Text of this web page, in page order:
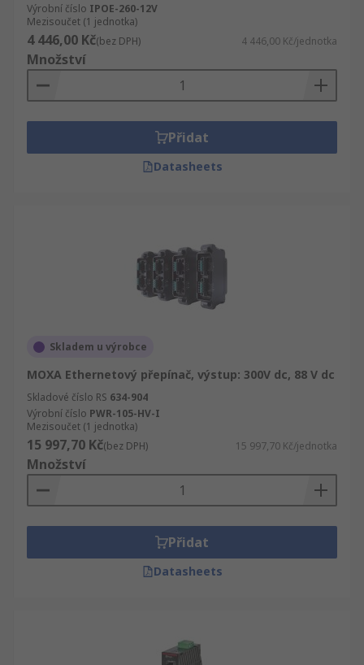
Výrobní číslo IPOE-260-12V
Mezisoučet (1 jednotka)
4 446,00 Kč(bez DPH) 4 446,00 Kč/jednotka
Množství
Přidat
Datasheets
Skladem u výrobce
MOXA Ethernetový přepínač, výstup: 300V dc, 88 V dc
Skladové číslo RS 634-904
Výrobní číslo PWR-105-HV-I
Mezisoučet (1 jednotka)
15 997,70 Kč(bez DPH) 15 997,70 Kč/jednotka
Množství
Přidat
Datasheets